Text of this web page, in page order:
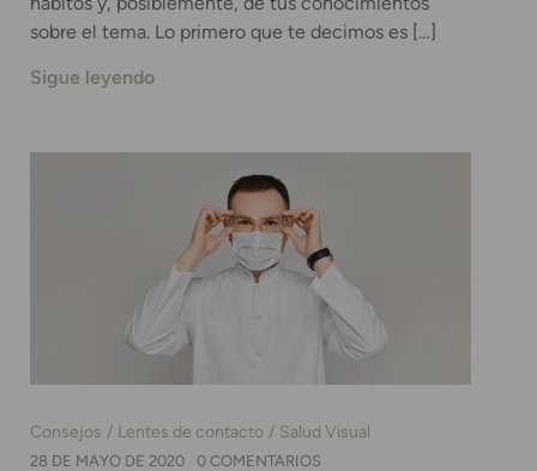
sobre el tema. Lo primero que te decimos es […]
Sigue leyendo
Consejos Lentes de contacto Salud Visual
28 DE MAYO DE 2020
0 COMENTARIOS